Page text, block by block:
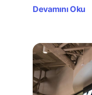
Devamını Oku